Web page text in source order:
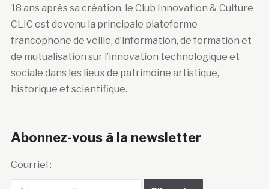
18 ans après sa création, le Club Innovation & Culture
CLIC est devenu la principale plateforme
francophone de veille, d’information, de formation et
de mutualisation sur l’innovation technologique et
sociale dans les lieux de patrimoine artistique,
historique et scientifique.
Abonnez-vous à la newsletter
Courriel :